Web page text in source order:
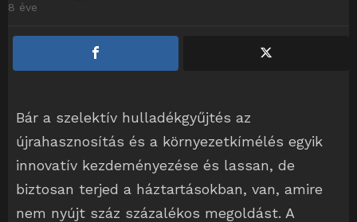
8 éve
Bár a szelektív hulladékgyűjtés az
újrahasznosítás és a környezetkímélés egyik
innovatív kezdeményezése és lassan, de
biztosan terjed a háztartásokban, van, amire
nem nyújt száz százalékos megoldást. A